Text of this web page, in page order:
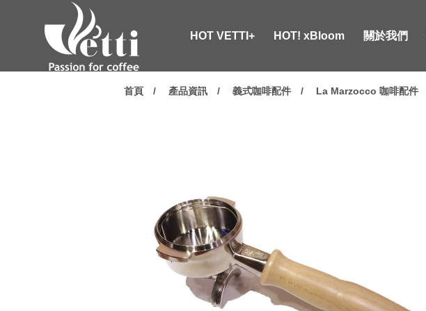
HOT VETTI+ HOT! xBloom 關於我們
首頁 產品資訊 義式咖啡配件 La Marzocco 咖啡配件